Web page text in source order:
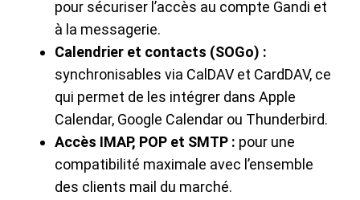
pour sécuriser l’accès au compte Gandi et
à la messagerie.
Calendrier et contacts (SOGo) :
synchronisables via CalDAV et CardDAV, ce
qui permet de les intégrer dans Apple
Calendar, Google Calendar ou Thunderbird.
Accès IMAP, POP et SMTP : pour une
compatibilité maximale avec l’ensemble
des clients mail du marché.